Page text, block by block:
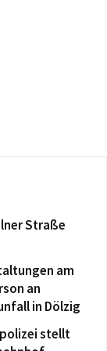
Straße
am
an
in Dölzig
stellt